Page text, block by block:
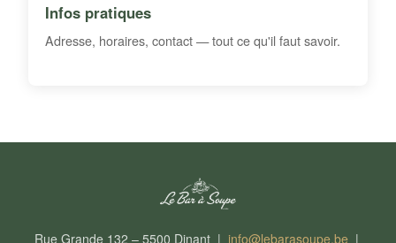
Infos pratiques
Adresse, horaires, contact — tout ce qu'il faut savoir.
Rue Grande 132 – 5500 Dinant | info@lebarasoupe.be|